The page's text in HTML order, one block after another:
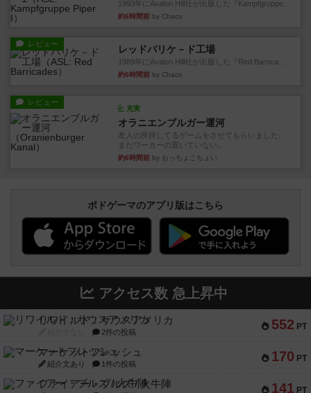
1993年にAvalon Hill社が出版した『Kampfgruppe...
約6時間前 by Chaco
レビュー レッドバリケ－ド工場
1989年にAvalon Hill社が出版した『Red Barrica...
約6時間前 by Chaco
レビュー
充実
オラニエンブルガー運河
友人の所持してるゲームをさせてもらいました。
まだワーカーの置いていない...
約6時間前 by おっちょこちょい
ボドゲーマのアプリ版はこちら
アクセス数 急上昇中
552 PT
リワイルド：サウスアメリカ
2件の投稿
170 PT
マーケットフレッシュ
紹介文あり 1件の投稿
141 PT
ファイアー・ブルズ / 火牛陣